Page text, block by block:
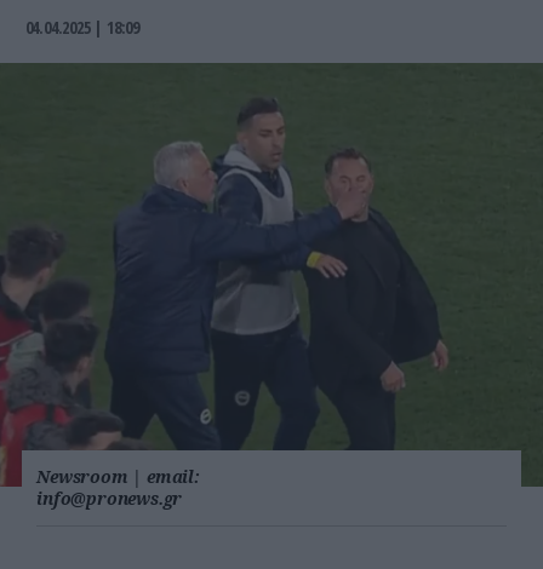
04.04.2025 | 18:09
Newsroom | email:
info@pronews.gr